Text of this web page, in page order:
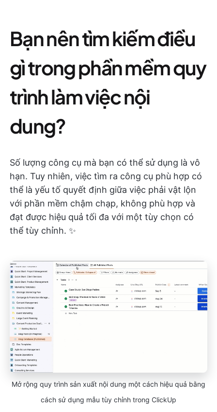
Bạn nên tìm kiếm điều
gì trong phần mềm quy
trình làm việc nội
dung?
Số lượng công cụ mà bạn có thể sử dụng là vô
hạn. Tuy nhiên, việc tìm ra công cụ phù hợp có
thể là yếu tố quyết định giữa việc phải vật lộn
với phần mềm chậm chạp, không phù hợp và
đạt được hiệu quả tối đa với một tùy chọn có
thể tùy chỉnh. ✨
Mở rộng quy trình sản xuất nội dung một cách hiệu quả bằng
cách sử dụng mẫu tùy chỉnh trong ClickUp